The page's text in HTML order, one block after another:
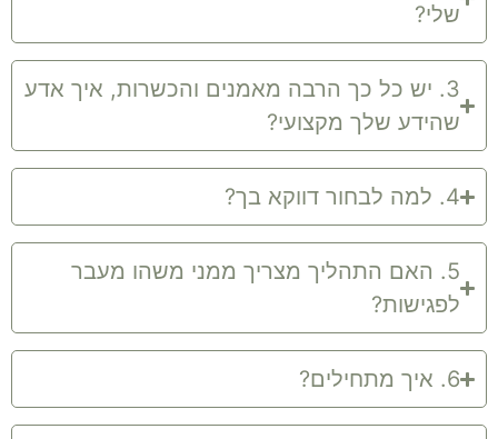
שלי?
3. יש כל כך הרבה מאמנים והכשרות, איך אדע
שהידע שלך מקצועי?
4. למה לבחור דווקא בך?
5. האם התהליך מצריך ממני משהו מעבר
לפגישות?
6. איך מתחילים?